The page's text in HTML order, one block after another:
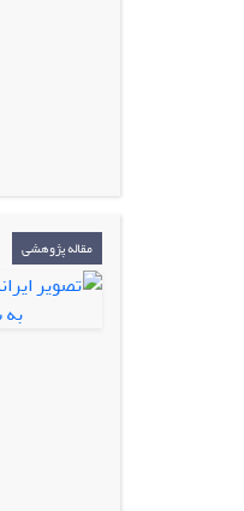
مقاله پژوهشی